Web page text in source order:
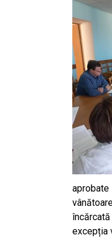
excepția